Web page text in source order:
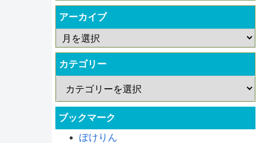
アーカイブ
カテゴリー
ブックマーク
ぽけりん